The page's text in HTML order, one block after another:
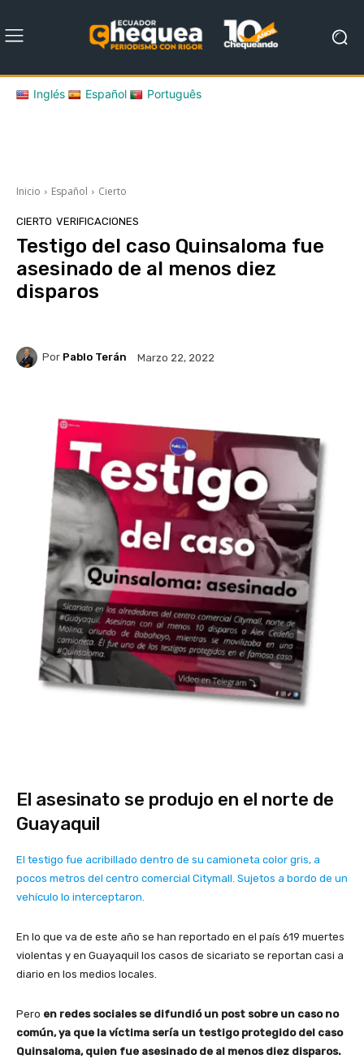
Inglés Español Português
Inicio Español Cierto
CIERTO VERIFICACIONES
Testigo del caso Quinsaloma fue
asesinado de al menos diez
disparos
Por Pablo Terán Marzo 22, 2022
El asesinato se produjo en el norte de
Guayaquil
El testigo fue acribillado dentro de su camioneta color gris, a
pocos metros del centro comercial Citymall. Sujetos a bordo de un
vehículo lo interceptaron.
En lo que va de este año se han reportado en el país 619 muertes
violentas y en Guayaquil los casos de sicariato se reportan casi a
diario en los medios locales.
Pero en redes sociales se difundió un post sobre un caso no
común, ya que la víctima sería un testigo protegido del caso
Quinsaloma, quien fue asesinado de al menos diez disparos.